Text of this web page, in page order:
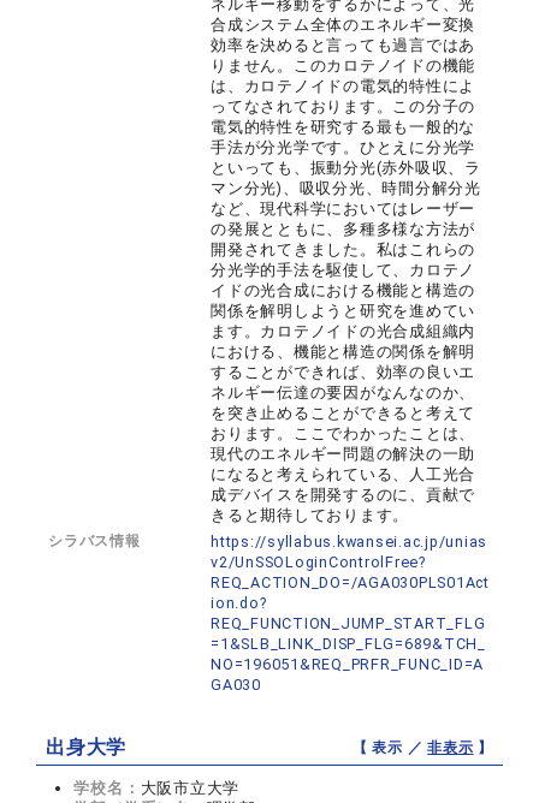
ネルギー移動をするかによって、光
合成システム全体のエネルギー変換
効率を決めると言っても過言ではあ
りません。このカロテノイドの機能
は、カロテノイドの電気的特性によ
ってなされております。この分子の
電気的特性を研究する最も一般的な
手法が分光学です。ひとえに分光学
といっても、振動分光(赤外吸収、ラ
マン分光)、吸収分光、時間分解分光
など、現代科学においてはレーザー
の発展とともに、多種多様な方法が
開発されてきました。私はこれらの
分光学的手法を駆使して、カロテノ
イドの光合成における機能と構造の
関係を解明しようと研究を進めてい
ます。カロテノイドの光合成組織内
における、機能と構造の関係を解明
することができれば、効率の良いエ
ネルギー伝達の要因がなんなのか、
を突き止めることができると考えて
おります。ここでわかったことは、
現代のエネルギー問題の解決の一助
になると考えられている、人工光合
成デバイスを開発するのに、貢献で
きると期待しております。
シラバス情報
https://syllabus.kwansei.ac.jp/unias
v2/UnSSOLoginControlFree?
REQ_ACTION_DO=/AGA030PLS01Act
ion.do?
REQ_FUNCTION_JUMP_START_FLG
=1&SLB_LINK_DISP_FLG=689&TCH_
NO=196051&REQ_PRFR_FUNC_ID=A
GA030
出身大学 【 表示 ／非表示 】
学校名： 大阪市立大学